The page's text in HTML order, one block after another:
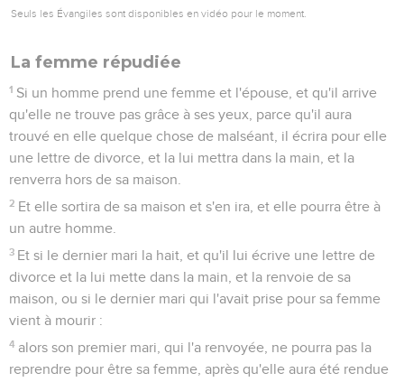
Seuls les Évangiles sont disponibles en vidéo pour le moment.
La femme répudiée
1 Si un homme prend une femme et l'épouse, et qu'il arrive
qu'elle ne trouve pas grâce à ses yeux, parce qu'il aura
trouvé en elle quelque chose de malséant, il écrira pour elle
une lettre de divorce, et la lui mettra dans la main, et la
renverra hors de sa maison.
2 Et elle sortira de sa maison et s'en ira, et elle pourra être à
un autre homme.
3 Et si le dernier mari la hait, et qu'il lui écrive une lettre de
divorce et la lui mette dans la main, et la renvoie de sa
maison, ou si le dernier mari qui l'avait prise pour sa femme
vient à mourir :
4 alors son premier mari, qui l'a renvoyée, ne pourra pas la
reprendre pour être sa femme, après qu'elle aura été rendue